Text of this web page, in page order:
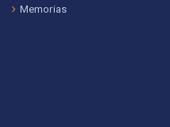
Memorias